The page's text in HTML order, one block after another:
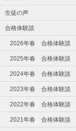
生徒の声
合格体験談
2026年春 合格体験談
2025年春 合格体験談
2024年春 合格体験談
2023年春 合格体験談
2022年春 合格体験談
2021年春 合格体験談